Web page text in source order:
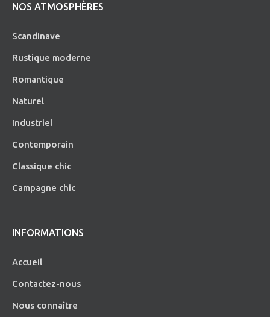
NOS ATMOSPHÈRES
Scandinave
Rustique moderne
Romantique
Naturel
Industriel
Contemporain
Classique chic
Campagne chic
INFORMATIONS
Accueil
Contactez-nous
Nous connaître